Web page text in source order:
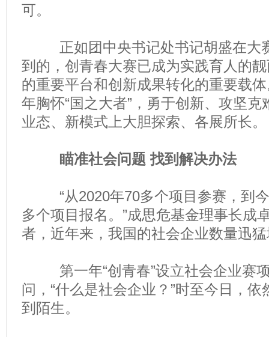
可。
正如团中央书记处书记胡盛在大
到的，创青春大赛已成为实践育人的
的重要平台和创新成果转化的重要载
年胸怀“国之大者”，勇于创新、攻坚
业态、新模式上大胆探索、各展所长。
瞄准社会问题 找到解决办法
“从2020年70多个项目参赛，到今
多个项目报名。”成思危基金理事长成
者，近年来，我国的社会企业数量迅
第一年“创青春”设立社会企业赛项
问，“什么是社会企业？”时至今日，
到陌生。